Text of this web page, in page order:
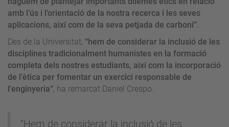
amb l’ús i l'orientació de la nostra recerca i les seves
aplicacions, així com de la seva petjada de carboni”
Des de la Universitat, “hem de considerar la inclusió de les
disciplines tradicionalment humanistes en la formació
completa dels nostres estudiants, així com la incorporació
de l'ètica per fomentar un exercici responsable de
l'enginyeria” , ha remarcat Daniel Crespo.
“Hem de considerar la inclusió de les